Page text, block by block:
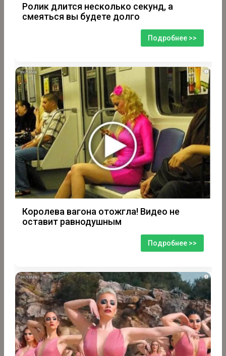
Ролик длится несколько секунд, а
смеяться вы будете долго
Подробнее >>
i
Королева вагона отожгла! Видео не
оставит равнодушным
Подробнее >>
i